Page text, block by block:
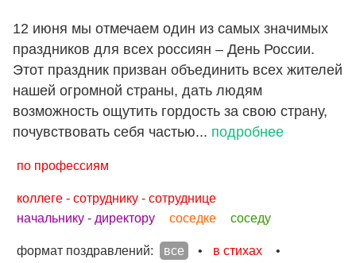
12 июня мы отмечаем один из самых значимых
праздников для всех россиян – День России.
Этот праздник призван объединить всех жителей
нашей огромной страны, дать людям
возможность ощутить гордость за свою страну,
почувствовать себя частью... подробнее
по профессиям
коллеге - сотруднику - сотруднице
начальнику - директору
соседке соседу
формат поздравлений: все • в стихах
•